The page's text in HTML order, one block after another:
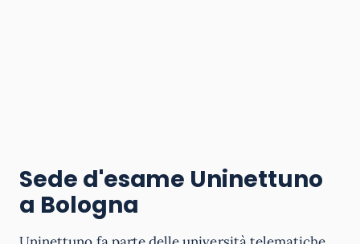
Sede d'esame Uninettuno
a Bologna